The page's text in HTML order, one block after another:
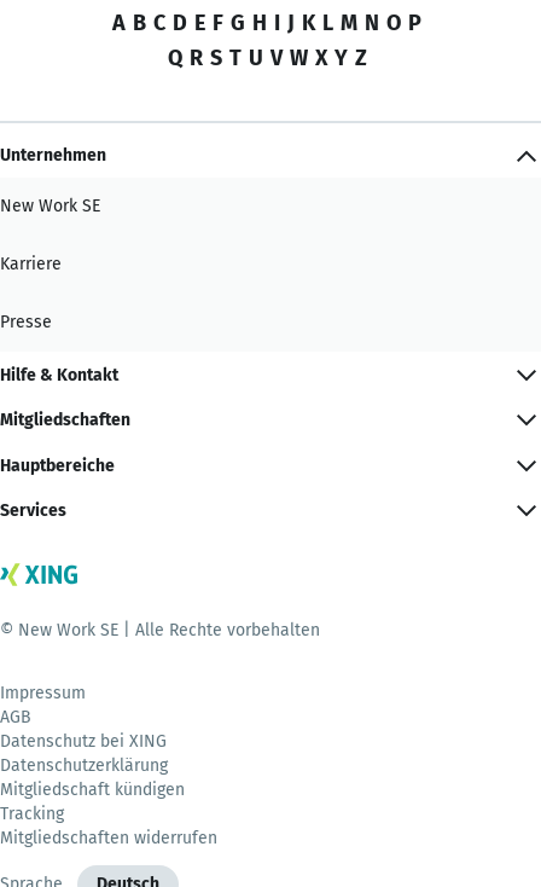
A B C D E F G H I J K L M N O P
Q R S T U V W X Y Z
Unternehmen
New Work SE
Karriere
Presse
Hilfe & Kontakt
Mitgliedschaften
Hauptbereiche
Services
© New Work SE | Alle Rechte vorbehalten
Impressum
AGB
Datenschutz bei XING
Datenschutzerklärung
Mitgliedschaft kündigen
Tracking
Mitgliedschaften widerrufen